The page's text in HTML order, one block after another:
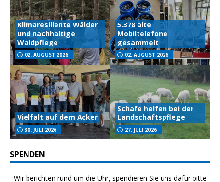
Klimaresiliente Wälder
und nachhaltige
Waldpflege
02. AUGUST 2026
5.378 alte
Mobiltelefone
gesammelt
02. AUGUST 2026
Vielfalt auf dem Acker
30. JULI 2026
Schafe helfen bei der
Landschaftspflege
27. JULI 2026
SPENDEN
Wir berichten rund um die Uhr, spendieren Sie uns dafür bitte